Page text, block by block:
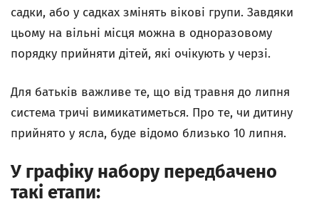
садки, або у садках змінять вікові групи. Завдяки
цьому на вільні місця можна в одноразовому
порядку прийняти дітей, які очікують у черзі.
Для батьків важливе те, що від травня до липня
система тричі вимикатиметься. Про те, чи дитину
прийнято у ясла, буде відомо близько 10 липня.
У графіку набору передбачено
такі етапи: